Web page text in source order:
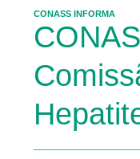
CONASS INFORMA